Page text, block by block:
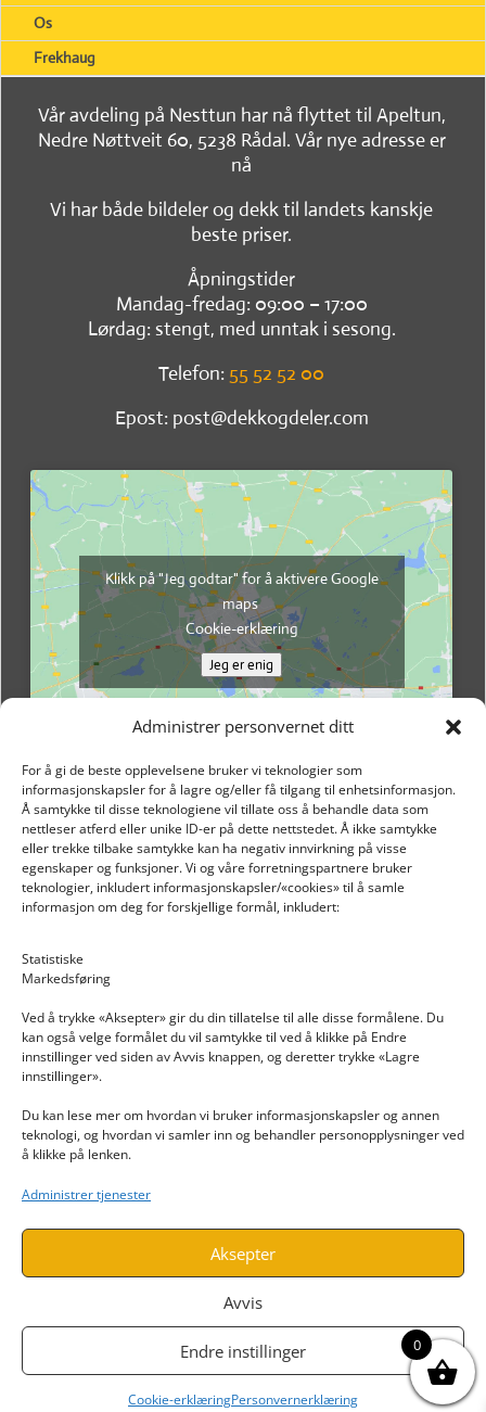
Administrer personvernet ditt
For å gi de beste opplevelsene bruker vi teknologier som
informasjonskapsler for å lagre og/eller få tilgang til enhetsinformasjon.
Å samtykke til disse teknologiene vil tillate oss å behandle data som
nettleser atferd eller unike ID-er på dette nettstedet. Å ikke samtykke
eller trekke tilbake samtykke kan ha negativ innvirkning på visse
egenskaper og funksjoner. Vi og våre forretningspartnere bruker
teknologier, inkludert informasjonskapsler/«cookies» til å samle
informasjon om deg for forskjellige formål, inkludert:
Statistiske
Markedsføring
Ved å trykke «Aksepter» gir du din tillatelse til alle disse formålene. Du
kan også velge formålet du vil samtykke til ved å klikke på Endre
innstillinger ved siden av Avvis knappen, og deretter trykke «Lagre
innstillinger».
Du kan lese mer om hvordan vi bruker informasjonskapsler og annen
teknologi, og hvordan vi samler inn og behandler personopplysninger ved
å klikke på lenken.
Administrer tjenester
Aksepter
Avvis
Endre instillinger
Cookie-erklæringPersonvernerklæring
Os
Frekhaug
Vår avdeling på Nesttun har nå flyttet til Apeltun,
Nedre Nøttveit 60, 5238 Rådal. Vår nye adresse er
nå
Vi har både bildeler og dekk til landets kanskje
beste priser.
Åpningstider
Mandag-fredag: 09:00 – 17:00
Lørdag: stengt, med unntak i sesong.
Telefon: 55 52 52 00
Epost: post@dekkogdeler.com
Klikk på "Jeg godtar" for å aktivere Google
maps
Cookie-erklæring
Jeg er enig
INFORMASJON
Personvern
Utviklet avwww.webshop1.no
0